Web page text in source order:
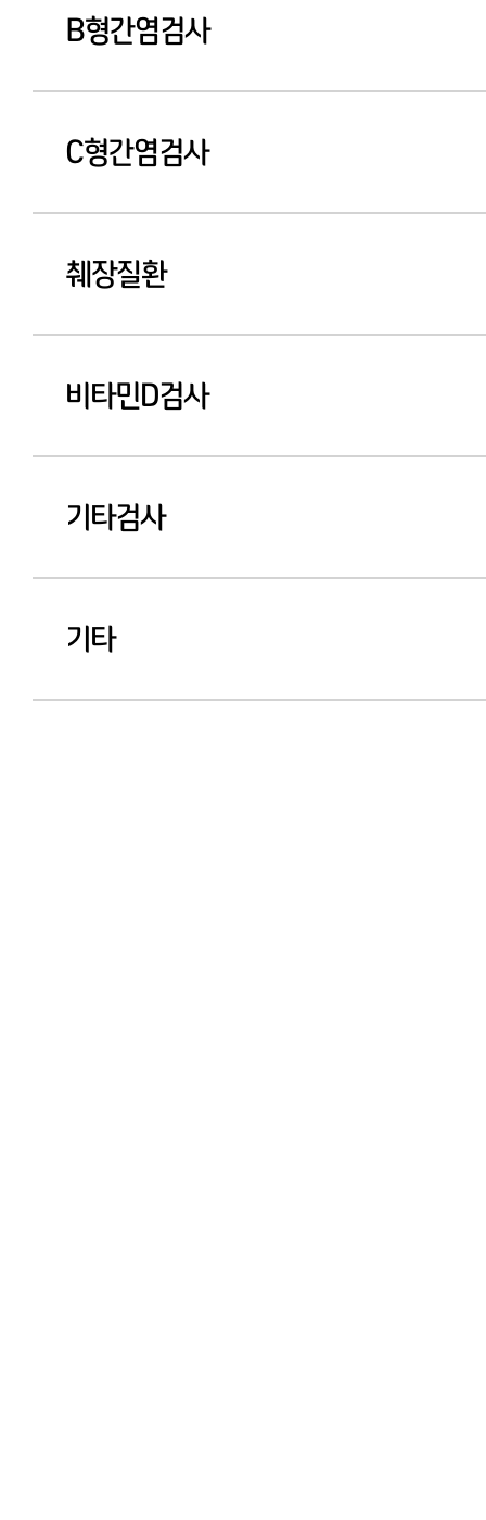
B형간염검사
C형간염검사
췌장질환
비타민D검사
기타검사
기타